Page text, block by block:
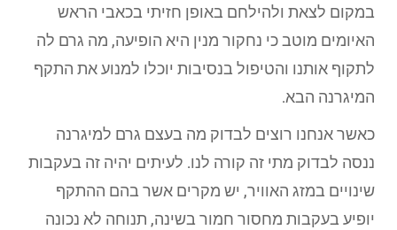
במקום לצאת ולהילחם באופן חזיתי בכאבי הראש
האיומים מוטב כי נחקור מנין היא הופיעה, מה גרם לה
לתקוף אותנו והטיפול בנסיבות יוכלו למנוע את התקף
המיגרנה הבא.
כאשר אנחנו רוצים לבדוק מה בעצם גרם למיגרנה
ננסה לבדוק מתי זה קורה לנו. לעיתים יהיה זה בעקבות
שינויים במזג האוויר, יש מקרים אשר בהם ההתקף
יופיע בעקבות מחסור חמור בשינה, תנוחה לא נכונה